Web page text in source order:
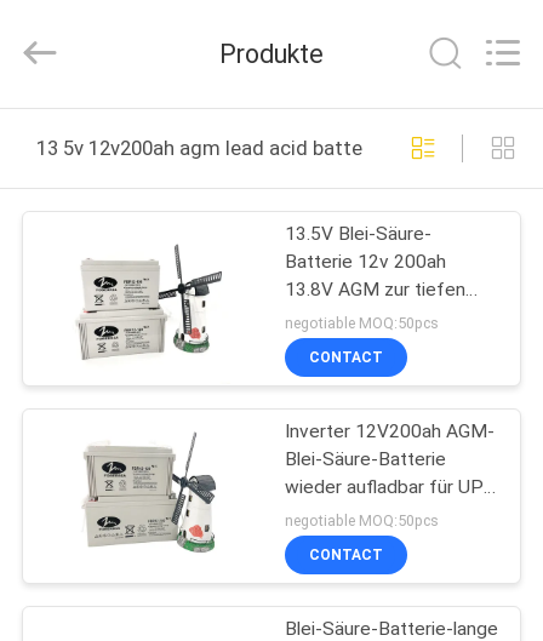
PRODUKTE
VIDEOS
ÜBER
UNS
FABRIK-
AUSFLUG
QUALITÄTSKONTROLLE
TECHNOLOGY
CO.,LTD..
Reserved.
Produkte
13 5v 12v200ah agm lead acid battery online
13.5V Blei-Säure-
Batterie 12v 200ah
13.8V AGM zur tiefen
Zyklus-Batterie Agm
negotiable MOQ:50pcs
CONTACT
Inverter 12V200ah AGM-
Blei-Säure-Batterie
wieder aufladbar für UPS
Solar
negotiable MOQ:50pcs
CONTACT
Blei-Säure-Batterie-lange